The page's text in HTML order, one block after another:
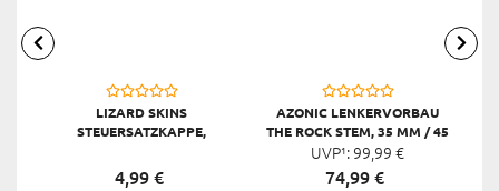
LIZARD SKINS
STEUERSATZKAPPE,
4,99 €
AZONIC LENKERVORBAU
THE ROCK STEM, 35 MM / 45
MM
UVP¹: 99,99 €
74,99€